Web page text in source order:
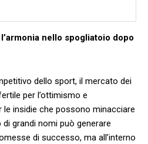
nello ‌spogliatoio dopo
dello sport, il mercato dei
per l’ottimismo e
le insidie⁤ che​ possono minacciare
⁣di ⁤grandi nomi ⁤può generare
​di successo,⁢ ma ​all’interno